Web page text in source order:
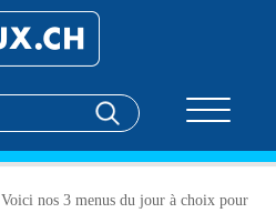
Voici nos 3 menus du jour à choix pour